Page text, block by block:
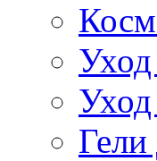
Уход